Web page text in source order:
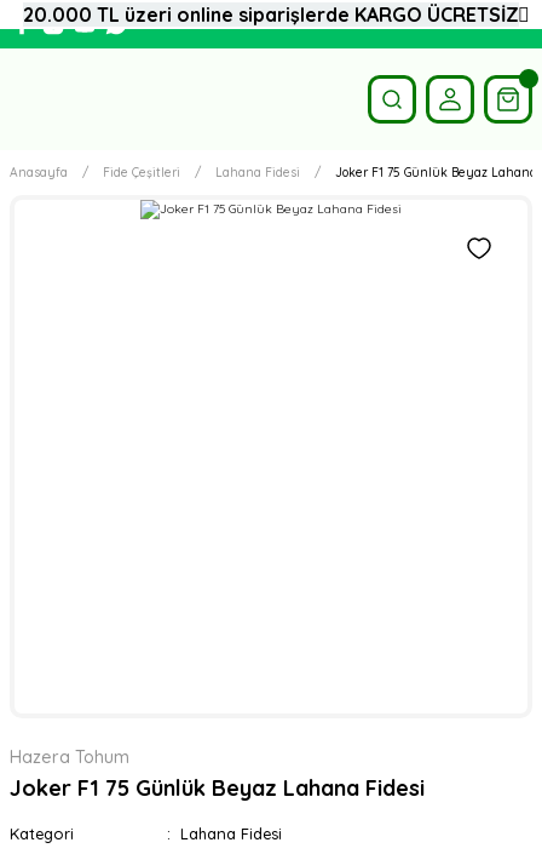
Anasayfa Fide Çeşitleri Lahana Fidesi Joker F1 75 Günlük Beyaz Lahana
Hazera Tohum
Joker F1 75 Günlük Beyaz Lahana Fidesi
Kategori
Lahana Fidesi
20.000 TL üzeri online siparişlerde KARGO ÜCRETSİZ